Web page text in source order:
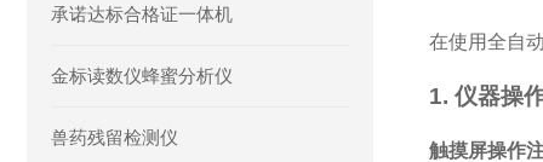
在使用全自
1. 仪器操
触摸屏操作
承诺达标合格证一体机
金标读数仪蜂蜜分析仪
兽药残留检测仪